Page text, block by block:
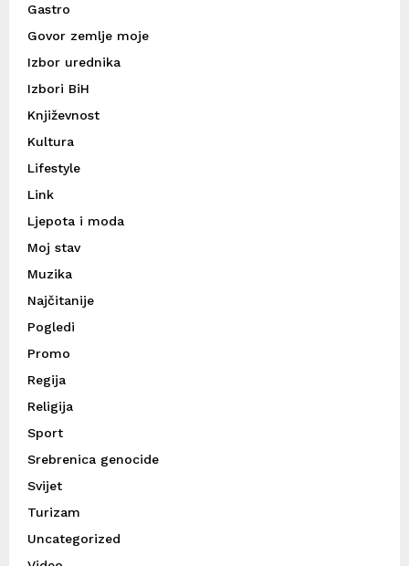
Gastro
Govor zemlje moje
Izbor urednika
Izbori BiH
Književnost
Kultura
Lifestyle
Link
Ljepota i moda
Moj stav
Muzika
Najčitanije
Pogledi
Promo
Regija
Religija
Sport
Srebrenica genocide
Svijet
Turizam
Uncategorized